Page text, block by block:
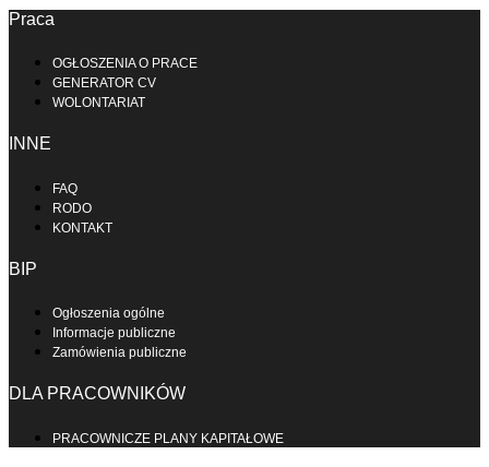
Praca
OGŁOSZENIA O PRACE
GENERATOR CV
WOLONTARIAT
INNE
FAQ
RODO
KONTAKT
BIP
Ogłoszenia ogólne
Informacje publiczne
Zamówienia publiczne
DLA PRACOWNIKÓW
PRACOWNICZE PLANY KAPITAŁOWE